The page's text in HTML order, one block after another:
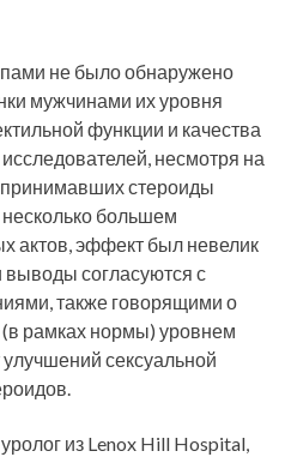
не было обнаружено
мужчинами их уровня
функции и качества
несмотря на
стероиды
несколько большем
актов, эффект был невелик
согласуются с
также говорящими о
рамках нормы) уровнем
сексуальной
из Lenox Hill Hospital,